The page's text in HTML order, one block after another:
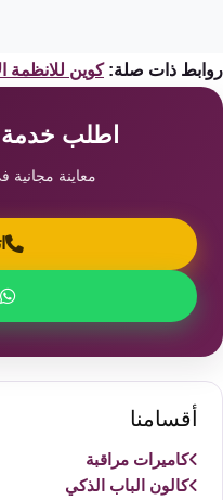
ذات صلة: كوين للانظمة
اطلب خدمة
معاينة
أقسامنا
كاميرات مراقبة
كالون الباب الذكي